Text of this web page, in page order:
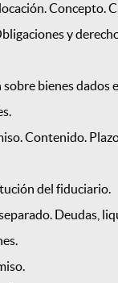
Concepto.
y
bienes dados
Contenido.
del fiduciario.
Deudas,